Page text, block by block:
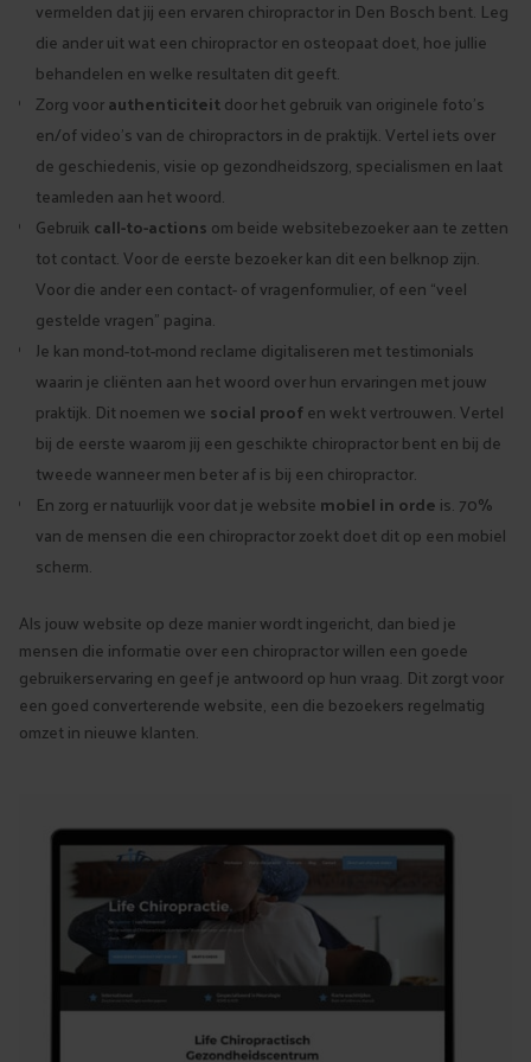
vermelden dat jij een ervaren chiropractor in Den Bosch bent. Leg
die ander uit wat een chiropractor en osteopaat doet, hoe jullie
behandelen en welke resultaten dit geeft.
Zorg voorauthenticiteitdoor het gebruik van originele foto’s
en/of video’s van de chiropractors in de praktijk. Vertel iets over
de geschiedenis, visie op gezondheidszorg, specialismen en laat
teamleden aan het woord.
Gebruik call-to-actions om beide websitebezoeker aan te zetten
tot contact. Voor de eerste bezoeker kan dit een belknop zijn.
Voor die ander een contact- of vragenformulier, of een “veel
gestelde vragen” pagina.
Je kan mond-tot-mond reclame digitaliseren met testimonials
waarin je cliënten aan het woord over hun ervaringen met jouw
praktijk. Dit noemen we social proofen wekt vertrouwen. Vertel
bij de eerste waarom jij een geschikte chiropractor bent en bij de
tweede wanneer men beter af is bij een chiropractor.
En zorg er natuurlijk voor dat je website mobiel in orde is. 70%
van de mensen die een chiropractor zoekt doet dit op een mobiel
scherm.
Als jouw website op deze manier wordt ingericht, dan bied je
mensen die informatie over een chiropractor willen een goede
gebruikerservaring en geef je antwoord op hun vraag. Dit zorgt voor
een goed converterende website, een die bezoekers regelmatig
omzet in nieuwe klanten.